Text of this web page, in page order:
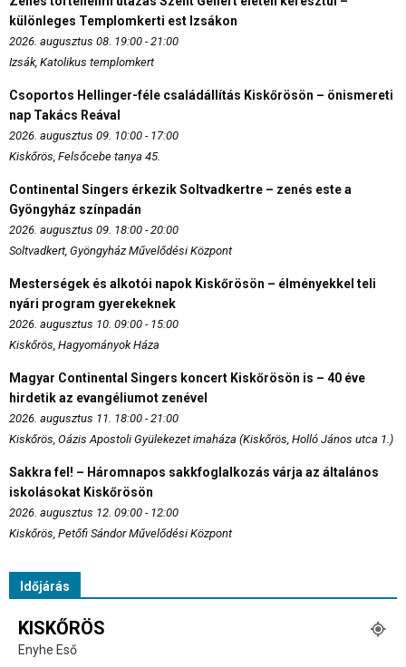
különleges Templomkerti est Izsákon
2026. augusztus 08. 19:00 - 21:00
Izsák, Katolikus templomkert
Csoportos Hellinger-féle családállítás Kiskőrösön – önismereti
nap Takács Reával
2026. augusztus 09. 10:00 - 17:00
Kiskőrös, Felsőcebe tanya 45.
Continental Singers érkezik Soltvadkertre – zenés este a
Gyöngyház színpadán
2026. augusztus 09. 18:00 - 20:00
Soltvadkert, Gyöngyház Művelődési Központ
Mesterségek és alkotói napok Kiskőrösön – élményekkel teli
nyári program gyerekeknek
2026. augusztus 10. 09:00 - 15:00
Kiskőrös, Hagyományok Háza
Magyar Continental Singers koncert Kiskőrösön is – 40 éve
hirdetik az evangéliumot zenével
2026. augusztus 11. 18:00 - 21:00
Kiskőrös, Oázis Apostoli Gyülekezet imaháza (Kiskőrös, Holló János utca 1.)
Sakkra fel! – Háromnapos sakkfoglalkozás várja az általános
iskolásokat Kiskőrösön
2026. augusztus 12. 09:00 - 12:00
Kiskőrös, Petőfi Sándor Művelődési Központ
Időjárás
KISKŐRÖS
Enyhe Eső